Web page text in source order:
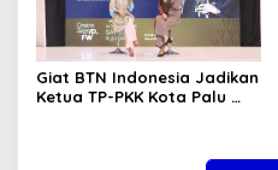
Giat BTN Indonesia Jadikan
Ketua TP-PKK Kota Palu